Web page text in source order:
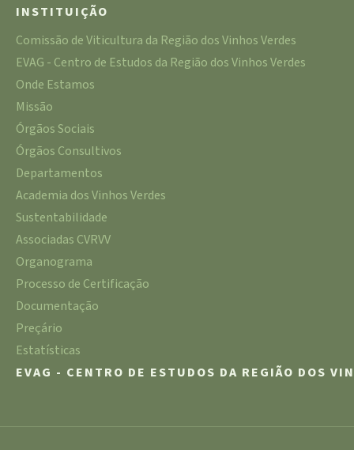
INSTITUIÇÃO
Comissão de Viticultura da Região dos Vinhos Verdes
EVAG - Centro de Estudos da Região dos Vinhos Verdes
Onde Estamos
Missão
Órgãos Sociais
Órgãos Consultivos
Departamentos
Academia dos Vinhos Verdes
Sustentabilidade
Associadas CVRVV
Organograma
Processo de Certificação
Documentação
Preçário
Estatísticas
EVAG - CENTRO DE ESTUDOS DA REGIÃO DOS